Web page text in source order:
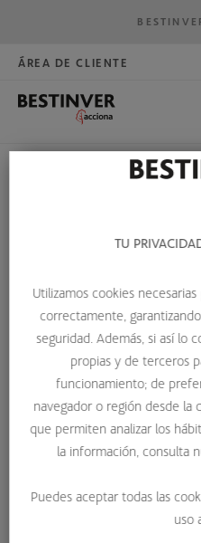
BESTINVER
ÁREA DE CLIENTE
PLANES DE PENSIONES
Afrontando
jubilación
TU
Utilizamos cookies
correctamente,
seguridad. Además, si así lo
propias y de terceros
funcionamiento; de
navegador o región desde la
que permiten analizar los
la información, consulta
Puedes aceptar todas las
uso